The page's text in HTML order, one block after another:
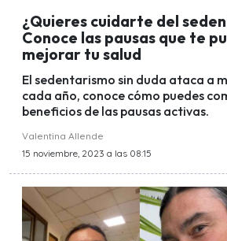
¿Quieres cuidarte del
Conoce las pausas que te
mejorar tu salud
El sedentarismo sin duda ataca a
cada año, conoce cómo puedes
beneficios de las pausas activas.
Valentina Allende
15 noviembre, 2023 a las 08:15